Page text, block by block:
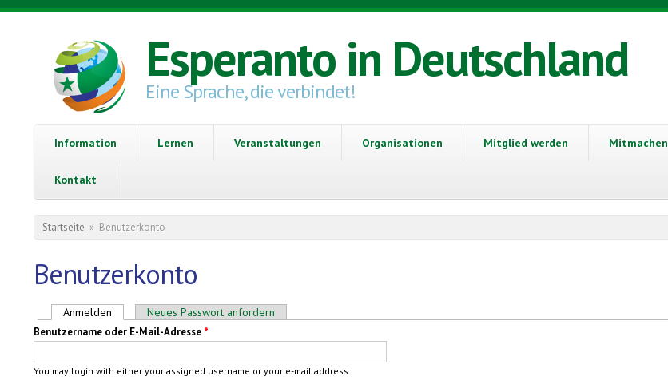
Direkt zum Inhalt
Esperanto in Deutschland
Eine Sprache, die verbindet!
Information Lernen Veranstaltungen Organisationen Mitglied werden Mitmachen
Kontakt
Sie sind hier
Startseite » Benutzerkonto
Benutzerkonto
Haupt-Reiter
Anmelden (aktiver Reiter)
Neues Passwort anfordern
Benutzername oder E-Mail-Adresse *
You may login with either your assigned username or your e-mail address.